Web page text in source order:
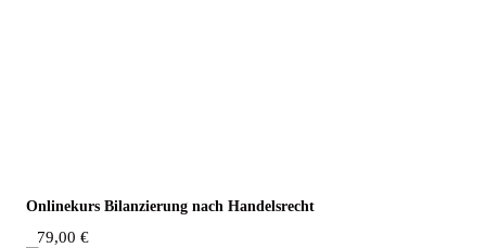
Online­kurs Bilan­zie­rung nach Handelsrecht
79,00 €